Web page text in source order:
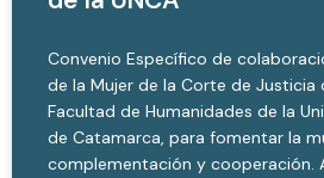
Convenio Específico de
de la Mujer de la Corte de Justicia
Facultad de Humanidades de la
de Catamarca, para fomentar la
complementación y cooperación.